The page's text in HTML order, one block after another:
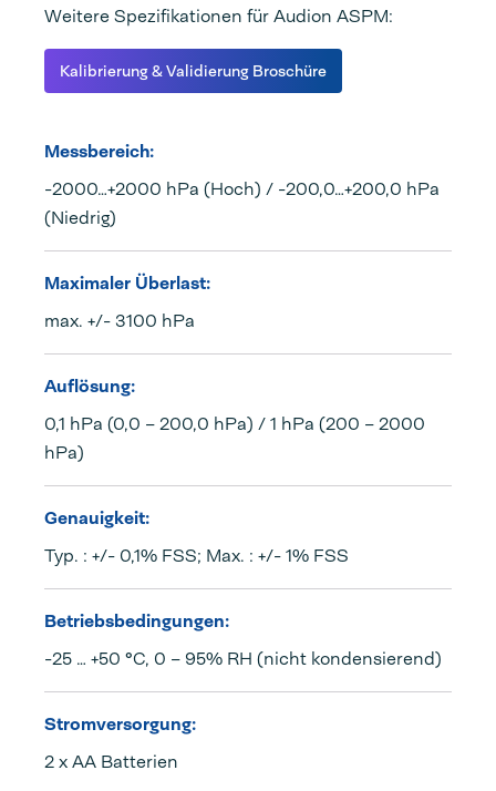
Weitere Spezifikationen für Audion ASPM:
Kalibrierung & Validierung Broschüre
Messbereich:
-2000…+2000 hPa (Hoch) / -200,0…+200,0 hPa
(Niedrig)
Maximaler Überlast:
max. +/- 3100 hPa
Auflösung:
0,1 hPa (0,0 – 200,0 hPa) / 1 hPa (200 – 2000
hPa)
Genauigkeit:
Typ. : +/- 0,1% FSS; Max. : +/- 1% FSS
Betriebsbedingungen:
-25 … +50 °C, 0 – 95% RH (nicht kondensierend)
Stromversorgung:
2 x AA Batterien